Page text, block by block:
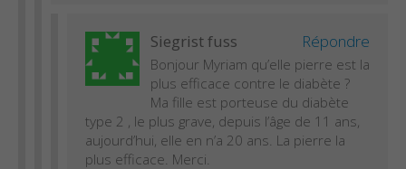
Siegrist fuss Répondre
Bonjour Myriam qu’elle pierre est la
plus efficace contre le diabète ?
Ma fille est porteuse du diabète
type 2 , le plus grave, depuis l’âge de 11 ans,
aujourd’hui, elle en n’a 20 ans. La pierre la
plus efficace. Merci.